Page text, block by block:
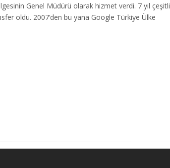
Genel Müdürü olarak hizmet verdi. 7 yıl çeşitli
oldu. 2007’den bu yana Google Türkiye Ülke